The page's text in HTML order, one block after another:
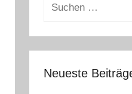
Neueste